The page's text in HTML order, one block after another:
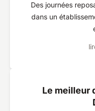
Merci encore à
Des journées
dans un
Le meilleur